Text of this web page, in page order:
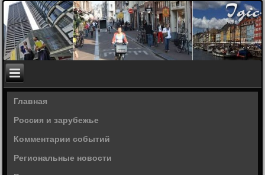
Главная
Россия и зарубежье
Комментарии событий
Региональные новости